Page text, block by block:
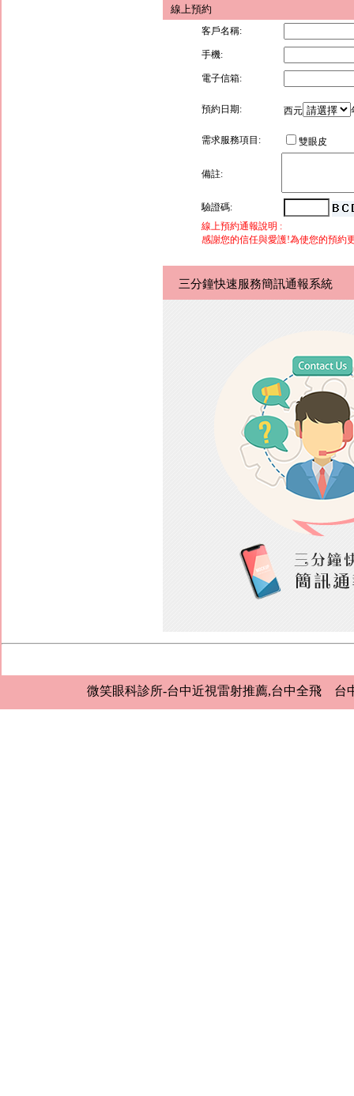
線上預約
客戶名稱:
手機:
電子信箱:
預約日期: 西元
需求服務項目: 雙眼皮
備註:
驗證碼:
線上預約通報說明 :
感謝您的信任與愛護!為使您的預約
三分鐘快速服務簡訊通報系統
微笑眼科診所-台中近視雷射推薦,台中全飛 台